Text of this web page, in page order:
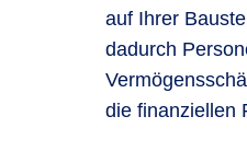
auf Ihrer
dadurch
die finanziellen